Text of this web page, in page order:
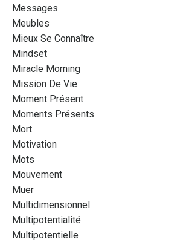
Messages
Meubles
Mieux Se Connaître
Mindset
Miracle Morning
Mission De Vie
Moment Présent
Moments Présents
Mort
Motivation
Mots
Mouvement
Muer
Multidimensionnel
Multipotentialité
Multipotentielle